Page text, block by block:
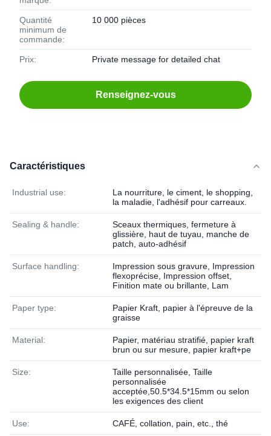
Quantité
minimum de
commande:
10 000 pièces
Prix: Private message for detailed chat
Renseignez-vous
Caractéristiques
Industrial use:
La nourriture, le ciment, le shopping,
la maladie, l'adhésif pour carreaux.
Sealing & handle:
Sceaux thermiques, fermeture à
glissière, haut de tuyau, manche de
patch, auto-adhésif
Surface handling:
Impression sous gravure, Impression
flexoprécise, Impression offset,
Finition mate ou brillante, Lam
Paper type:
Papier Kraft, papier à l'épreuve de la
graisse
Material:
Papier, matériau stratifié, papier kraft
brun ou sur mesure, papier kraft+pe
Size:
Taille personnalisée, Taille
personnalisée
acceptée,50.5*34.5*15mm ou selon
les exigences des client
Use: CAFÉ, collation, pain, etc., thé